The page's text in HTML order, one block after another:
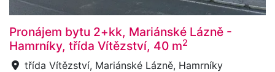
Pronájem bytu 2+kk, Mariánské Lázně -
Hamrníky, třída Vítězství, 40 m2
třída Vítězství, Mariánské Lázně, Hamrníky